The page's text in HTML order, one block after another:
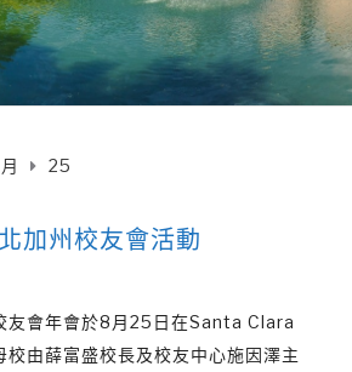
25
加州校友會活動
友會年會於8月25日在Santa Clara
校由薛富盛校長及校友中心施因澤主